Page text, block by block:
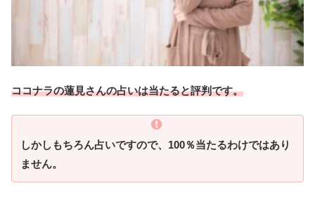
ココナラの蓮見さんの占いは当たると評判です。
しかしもちろん占いですので、100％当たるわけではあり
ません。